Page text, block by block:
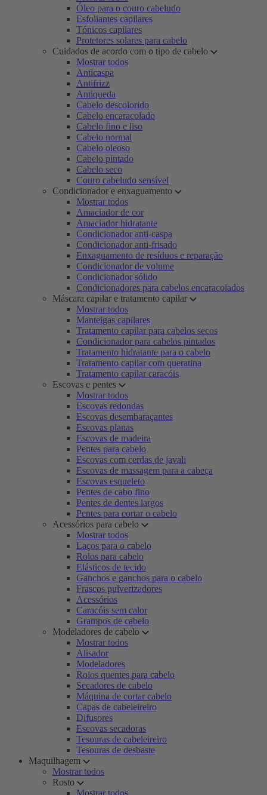
Óleo para o couro cabeludo
Esfoliantes capilares
Tónicos capilares
Protetores solares para cabelo
Cuidados de acordo com o tipo de cabelo
Mostrar todos
Anticaspa
Antifrizz
Antiqueda
Cabelo descolorido
Cabelo encaracolado
Cabelo fino e liso
Cabelo normal
Cabelo oleoso
Cabelo pintado
Cabelo seco
Couro cabeludo sensível
Condicionador e enxaguamento
Mostrar todos
Amaciador de cor
Amaciador hidratante
Condicionador anti-caspa
Condicionador anti-frisado
Enxaguamento de resíduos e reparação
Condicionador de volume
Condicionador sólido
Condicionadores para cabelos encaracolados
Máscara capilar e tratamento capilar
Mostrar todos
Manteigas capilares
Tratamento capilar para cabelos secos
Condicionador para cabelos pintados
Tratamento hidratante para o cabelo
Tratamento capilar com queratina
Tratamento capilar caracóis
Escovas e pentes
Mostrar todos
Escovas redondas
Escovas desembaraçantes
Escovas planas
Escovas de madeira
Pentes para cabelo
Escovas com cerdas de javali
Escovas de massagem para a cabeça
Escovas esqueleto
Pentes de cabo fino
Pentes de dentes largos
Pentes para cortar o cabelo
Acessórios para cabelo
Mostrar todos
Laços para o cabelo
Rolos para cabelo
Elásticos de tecido
Ganchos e ganchos para o cabelo
Frascos pulverizadores
Acessórios
Caracóis sem calor
Grampos de cabelo
Modeladores de cabelo
Mostrar todos
Alisador
Modeladores
Rolos quentes para cabelo
Secadores de cabelo
Máquina de cortar cabelo
Capas de cabeleireiro
Difusores
Escovas secadoras
Tesouras de cabeleireiro
Tesouras de desbaste
Maquilhagem
Mostrar todos
Rosto
Mostrar todos